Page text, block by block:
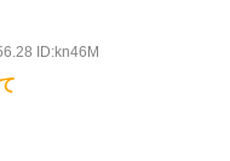
ID:kn46M